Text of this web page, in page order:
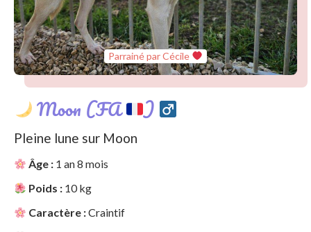
Parrainé par Cécile
Moon (FA )
Pleine lune sur Moon
Âge : 1 an 8 mois
Poids : 10 kg
Caractère :Craintif